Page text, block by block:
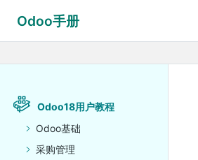
Odoo18用户教程
Odoo基础
采购管理
Odoo手册